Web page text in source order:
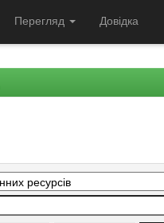
Перегляд Довідка